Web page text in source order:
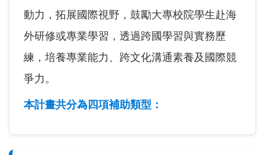
動力，拓展國際視野，鼓勵大專校院學生赴海
外研修或專業學習，透過跨國學習與實務歷
練，培養專業能力、跨文化溝通素養及國際競
爭力。
本計畫共分為四項補助類型：